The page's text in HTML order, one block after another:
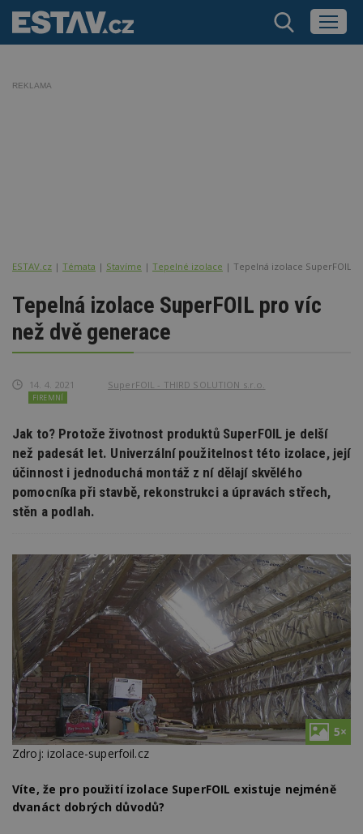
REKLAMA
ESTAV.cz Témata Stavíme Tepelné izolace Tepelná izolace SuperFOIL
Tepelná izolace SuperFOIL pro víc
než dvě generace
14. 4. 2021 SuperFOIL - THIRD SOLUTION s.r.o.
FIREMNÍ
Jak to? Protože životnost produktů SuperFOIL je delší
než padesát let. Univerzální použitelnost této izolace, její
účinnost i jednoduchá montáž z ní dělají skvělého
pomocníka při stavbě, rekonstrukci a úpravách střech,
stěn a podlah.
5×
Zdroj: izolace-superfoil.cz
Víte, že pro použití izolace SuperFOIL existuje nejméně
dvanáct dobrých důvodů?